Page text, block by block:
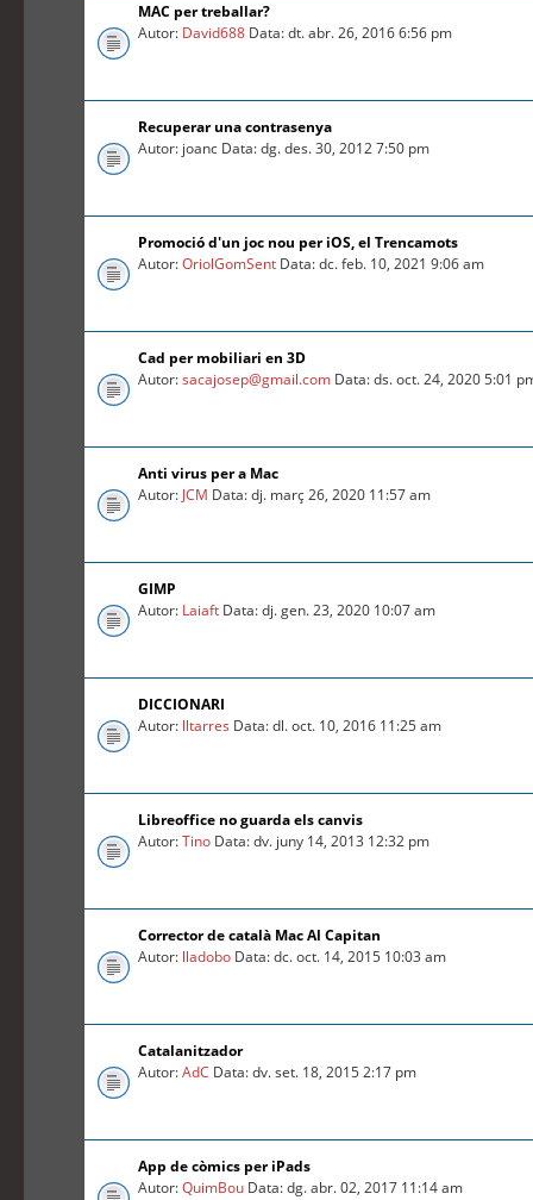
MAC per treballar?
Autor: David688 Data: dt. abr. 26, 2016 6:56 pm
Recuperar una contrasenya
Autor: joanc Data: dg. des. 30, 2012 7:50 pm
Promoció d'un joc nou per iOS, el Trencamots
Autor:OriolGomSent Data: dc. feb. 10, 2021 9:06 am
Cad per mobiliari en 3D
Autor:sacajosep@gmail.com Data: ds. oct. 24, 2020 5:01
Anti virus per a Mac
Autor: JCM Data: dj. març 26, 2020 11:57 am
GIMP
Autor: Laiaft Data: dj. gen. 23, 2020 10:07 am
DICCIONARI
Autor: lltarres Data: dl. oct. 10, 2016 11:25 am
Libreoffice no guarda els canvis
Autor:Tino Data: dv. juny 14, 2013 12:32 pm
Corrector de català Mac Al Capitan
Autor: lladobo Data: dc. oct. 14, 2015 10:03 am
Catalanitzador
Autor:AdC Data: dv. set. 18, 2015 2:17 pm
App de còmics per iPads
Autor:QuimBou Data: dg. abr. 02, 2017 11:14 am